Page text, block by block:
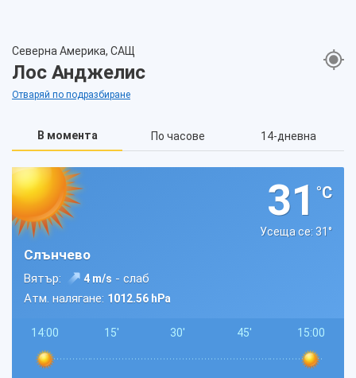
Северна Америка, САЩ
Лос Анджелис
Отваряй по подразбиране
В момента По часове 14-дневна
31 °C
Усеща се: 31°
Слънчево
Вятър: 4 m/s - слаб
Атм. налягане: 1012.56 hPa
14:00 15' 30' 45' 15:00